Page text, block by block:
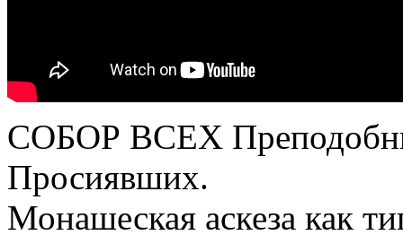
СОБОР ВСЕХ
Просиявших.
Монашеская аскеза как